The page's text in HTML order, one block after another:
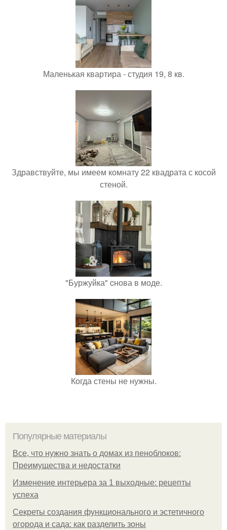
Маленькая квартира - студия 19, 8 кв.
Здравствуйте, мы имеем комнату 22 квадрата с косой
стеной.
"Буржуйка" cнова в моде.
Когда стены не нужны.
Популярные материалы
Все, что нужно знать о домах из пеноблоков:
Преимущества и недостатки
Изменение интерьера за 1 выходные: рецепты
успеха
Секреты создания функционального и эстетичного
огорода и сада: как разделить зоны